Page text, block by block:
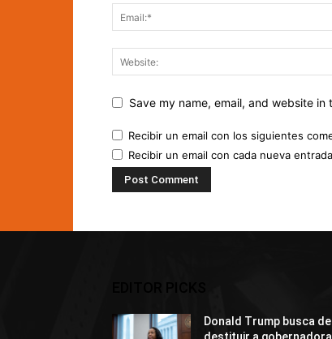
Save my name, email, and website
Recibir un email con los siguientes
Recibir un email con cada nueva
Donald Trump busca
destituir a